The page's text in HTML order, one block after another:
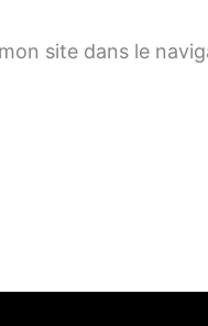
site dans le